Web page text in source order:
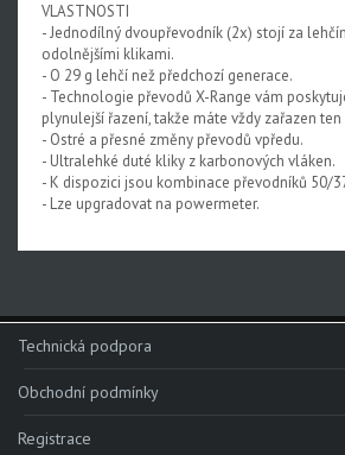
Force eTap AXS
Rival eTap AXS
Apex eTap AXS
XPLR AXS
Red eTap
Red22/Red
Force22/Force
VLASTNOSTI
- Jednodílný dvoupřevodník (2x) stojí za
odolnějšími klikami.
- O 29 g lehčí než předchozí generace.
- Technologie převodů X-Range vám
plynulejší řazení, takže máte vždy zařazen
- Ostré a přesné změny převodů vpředu.
- Ultralehké duté kliky z karbonových vláken.
- K dispozici jsou kombinace převodníků 50/
- Lze upgradovat na powermeter.
Technická podpora
Obchodní podmínky
Registrace